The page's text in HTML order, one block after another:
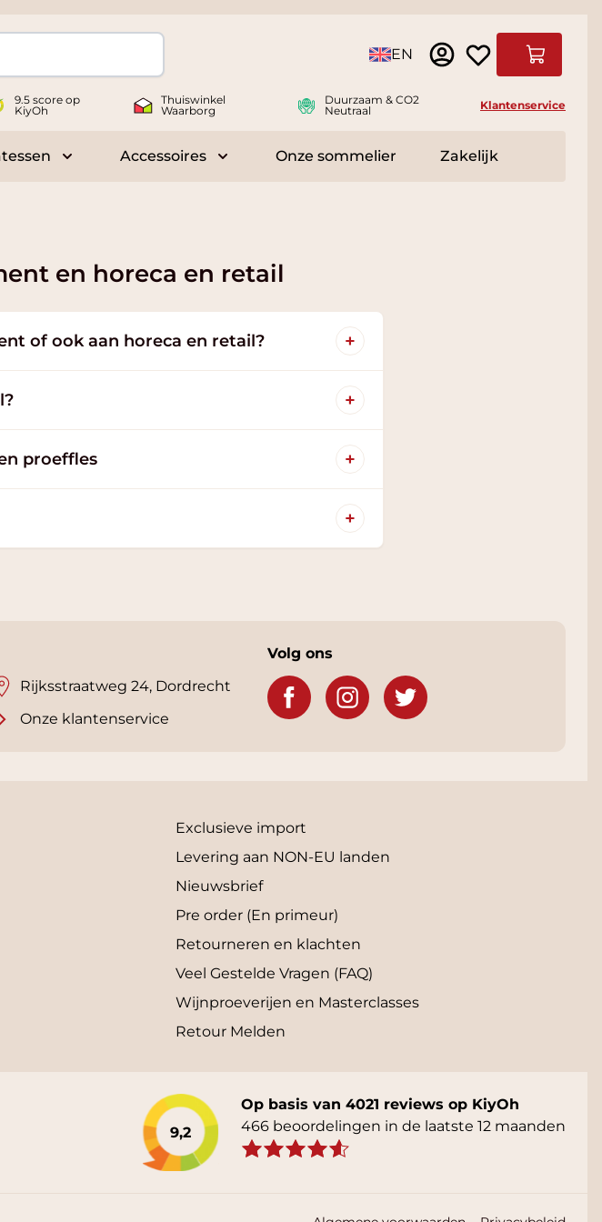
Taal EN
9.5 score op
KiyOh
Thuiswinkel
Waarborg
Duurzaam & CO2
Neutraal
Klantenservice
for Geschenken
Toggle submenu for Delicatessen
Accessoires
Toggle submenu for Accessoires
Onze sommelier Zakelijk
en horeca en retail
of ook aan horeca en retail? +
+
proeffles +
+
Rijksstraatweg 24, Dordrecht
Onze klantenservice
Volg ons
Exclusieve import
Levering aan NON-EU landen
Nieuwsbrief
Pre order (En primeur)
Retourneren en klachten
Veel Gestelde Vragen (FAQ)
Wijnproeverijen en Masterclasses
Retour Melden
9,2
Op basis van 4021 reviews op KiyOh
466 beoordelingen in de laatste 12 maanden